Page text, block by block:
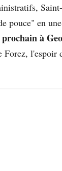
pouce" en
à
l'espoir